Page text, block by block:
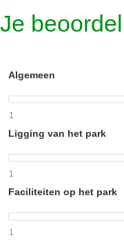
Je
Algemeen
1
Ligging van het park
1
Faciliteiten op het park
1